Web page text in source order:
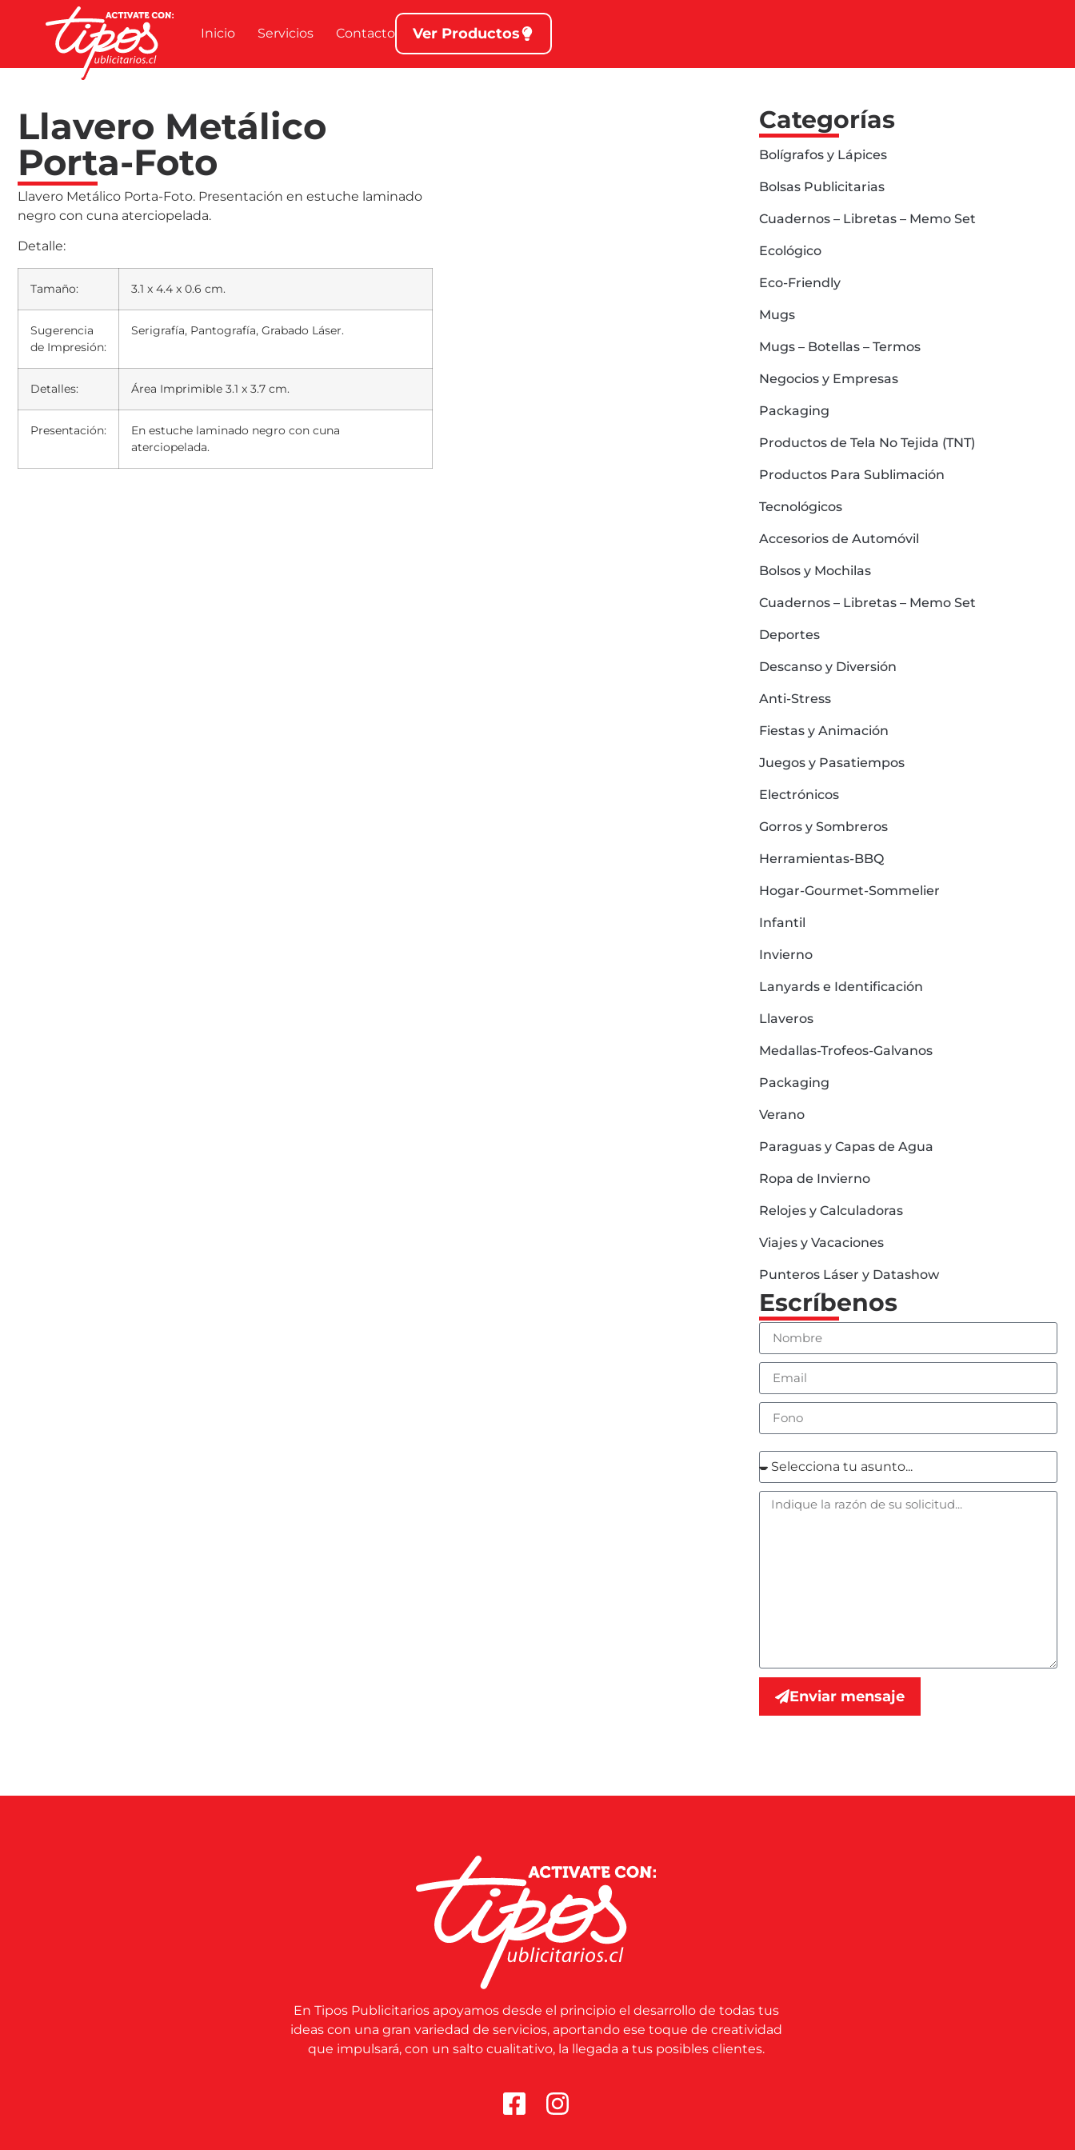
Inicio Servicios Contacto Ver Productos
Llavero Metálico
Porta-Foto
Llavero Metálico Porta-Foto. Presentación en estuche laminado
negro con cuna aterciopelada.
Detalle:
Tamaño: 3.1 x 4.4 x 0.6 cm.
Sugerencia
de Impresión:
Serigrafía, Pantografía, Grabado Láser.
Detalles: Área Imprimible 3.1 x 3.7 cm.
Presentación:
En estuche laminado negro con cuna
aterciopelada.
Categorías
Bolígrafos y Lápices
Bolsas Publicitarias
Cuadernos – Libretas – Memo Set
Ecológico
Eco-Friendly
Mugs
Mugs – Botellas – Termos
Negocios y Empresas
Packaging
Productos de Tela No Tejida (TNT)
Productos Para Sublimación
Tecnológicos
Accesorios de Automóvil
Bolsos y Mochilas
Cuadernos – Libretas – Memo Set
Deportes
Descanso y Diversión
Anti-Stress
Fiestas y Animación
Juegos y Pasatiempos
Electrónicos
Gorros y Sombreros
Herramientas-BBQ
Hogar-Gourmet-Sommelier
Infantil
Invierno
Lanyards e Identificación
Llaveros
Medallas-Trofeos-Galvanos
Packaging
Verano
Paraguas y Capas de Agua
Ropa de Invierno
Relojes y Calculadoras
Viajes y Vacaciones
Punteros Láser y Datashow
Escríbenos
Enviar mensaje
En Tipos Publicitarios apoyamos desde el principio el desarrollo de todas tus
ideas con una gran variedad de servicios, aportando ese toque de creatividad
que impulsará, con un salto cualitativo, la llegada a tus posibles clientes.